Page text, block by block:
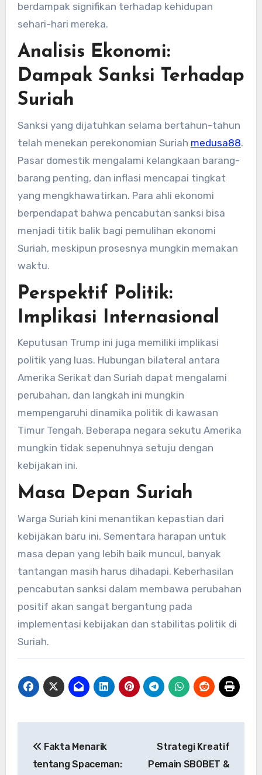
berdampak signifikan terhadap kehidupan
sehari-hari mereka.
Analisis Ekonomi:
Dampak Sanksi Terhadap
Suriah
Sanksi yang dijatuhkan selama bertahun-tahun
telah menekan perekonomian Suriah medusa88.
Pasar domestik mengalami kelangkaan barang-
barang penting, dan inflasi mencapai tingkat
yang mengkhawatirkan. Para ahli ekonomi
berpendapat bahwa pencabutan sanksi bisa
menjadi titik balik bagi pemulihan ekonomi
Suriah, meskipun prosesnya mungkin memakan
waktu.
Perspektif Politik:
Implikasi Internasional
Keputusan Trump ini juga memiliki implikasi
politik yang luas. Hubungan bilateral antara
Amerika Serikat dan Suriah dapat mengalami
perubahan, dan langkah ini mungkin
mempengaruhi dinamika politik di kawasan
Timur Tengah. Beberapa negara sekutu Amerika
mungkin tidak sepenuhnya setuju dengan
kebijakan ini.
Masa Depan Suriah
Warga Suriah kini menantikan kepastian dari
kebijakan baru ini. Sementara harapan untuk
masa depan yang lebih baik muncul, banyak
tantangan masih harus dihadapi. Keberhasilan
pencabutan sanksi dalam membawa perubahan
positif akan sangat bergantung pada
implementasi kebijakan dan stabilitas politik di
Suriah.
pos
Fakta Menarik
tentang Spaceman:
Strategi Kreatif
Pemain SBOBET &